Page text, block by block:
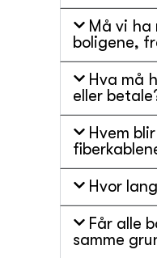
Må vi ha
boligene,
Hva må
eller
Hvem
Hvor
Får alle
samme